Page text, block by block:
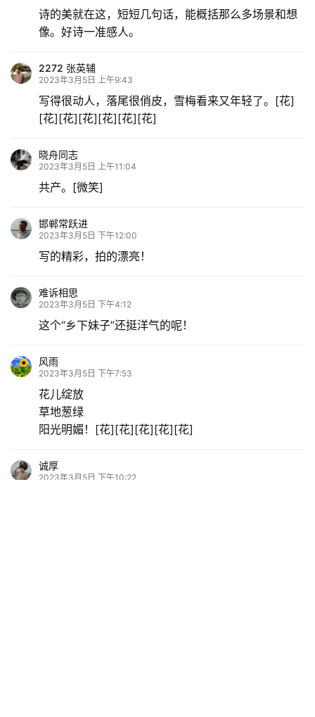
诗的美就在这，短短几句话，能概括那么多场景和想
像。好诗一准感人。
2272 张英辅
2023年3月5日 上午9:43
写得很动人，落尾很俏皮，雪梅看来又年轻了。[花]
[花][花][花][花][花][花]
晓舟同志
2023年3月5日 上午11:04
共产。[微笑]
邯郸常跃进
2023年3月5日 下午12:00
写的精彩，拍的漂亮！
难诉相思
2023年3月5日 下午4:12
这个“乡下妹子”还挺洋气的呢！
风雨
2023年3月5日 下午7:53
花儿绽放
草地葱绿
阳光明媚！[花][花][花][花][花]
诚厚
2023年3月5日 下午10:22